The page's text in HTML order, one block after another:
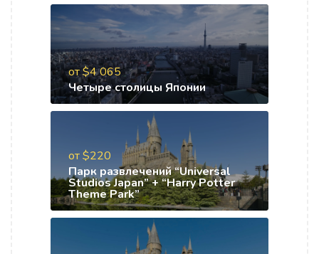
от $4 065
Четыре столицы Японии
от $220
Парк развлечений “Universal
Studios Japan” + “Harry Potter
Theme Park”